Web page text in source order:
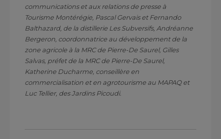
communications et aux relations de presse à
Tourisme Montérégie, Pascal Gervais et Fernando
Balthazard, de la distillerie Les Subversifs, Andréanne
Bergeron, coordonnatrice au développement de la
zone agricole à la MRC de Pierre-De Saurel, Gilles
Salvas, préfet de la MRC de Pierre-De Saurel,
Katherine Ducharme, conseillère en
commercialisation et en agrotourisme au MAPAQ et
Luc Tellier, des Jardins Picoudi.